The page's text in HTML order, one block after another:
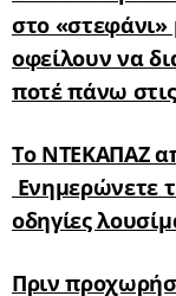
στο «στεφάνι»
οφείλουν να
ποτέ πάνω
Το ΝΤΕΚΑΠΑΖ
Ενημερώνετε
οδηγίες
Πριν